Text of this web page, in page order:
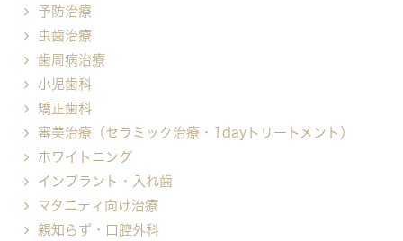
予防治療
虫歯治療
歯周病治療
小児歯科
矯正歯科
審美治療（セラミック治療・1dayトリートメント）
ホワイトニング
インプラント・入れ歯
マタニティ向け治療
親知らず・口腔外科